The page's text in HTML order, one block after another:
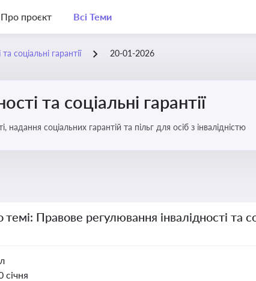
Про проєкт Всі Теми
соціальні гарантії 20-01-2026
та соціальні гарантії
соціальних гарантій та пільг для осіб з інвалідністю
Правове регулювання інвалідності та
січня